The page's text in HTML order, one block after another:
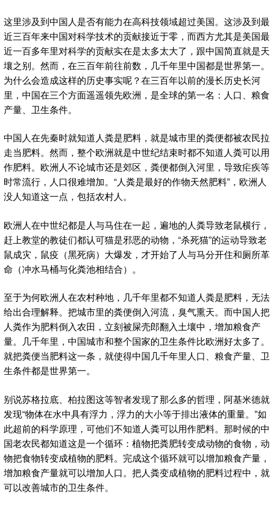
这里涉及到中国人是否有能力在高科技领域超过美国。这涉及到最
近三百年来中国对科学技术的贡献接近于零，而西方尤其是美国最
近一百多年里对科学的贡献实在是太多太大了，跟中国简直就是天
壤之别。然而，在三百年前往前数，几千年里中国都是世界第一。
为什么会造成这样的历史事实呢？在三百年以前的漫长历史长河
里，中国在三个方面遥遥领先欧洲，是全球的第一名：人口、粮食
产量、卫生条件。
中国人在先秦时就知道人粪是肥料，就是城市里的粪便都被农民拉
走当肥料。然而，整个欧洲就是中世纪结束时都不知道人粪可以用
作肥料。欧洲人不论城市还是郊区，粪便都倒入河里，导致疟疾等
时常流行，人口很难增加。“人粪是最好的作物天然肥料”，欧洲人
没人知道这一点，包括农村人。
欧洲人在中世纪都是人与马住在一起，遍地的人粪导致老鼠横行，
赶上教堂的教徒们都认可猫是邪恶的动物，“杀死猫”的运动导致老
鼠成灾，鼠疫（黑死病）大爆发，才开始了人与马分开住和厕所革
命（冲水马桶与化粪池相结合）。
至于为何欧洲人在农村种地，几千年里都不知道人粪是肥料，无法
给出合理解释。把城市里的粪便倒入河流，臭气熏天。而中国人把
人粪作为肥料倒入农田，立刻被屎壳郎翻入土壤中，增加粮食产
量。几千年里，中国城市和整个国家的卫生条件比欧洲好太多了。
就把粪便当肥料这一条，就使得中国几千年里人口、粮食产量、卫
生条件都是世界第一。
别说苏格拉底、柏拉图这等智者发现了那么多的哲理，阿基米德就
发现“物体在水中具有浮力，浮力的大小等于排出液体的重量。”如
此超前的科学原理，可他们不知道人粪可以用作肥料。那时候的中
国老农民都知道这是一个循环：植物把粪肥转变成动物的食物，动
物把食物转变成植物的肥料。完成这个循环就可以增加粮食产量，
增加粮食产量就可以增加人口。把人粪变成植物的肥料过程中，就
可以改善城市的卫生条件。